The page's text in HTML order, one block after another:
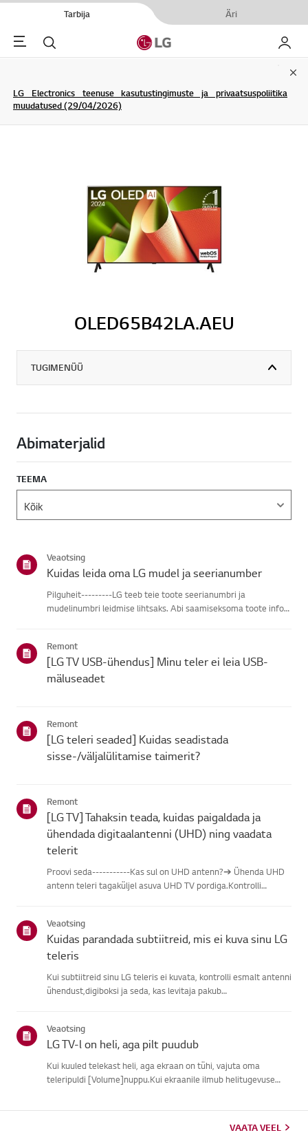
Tarbija Äri
Menu Otsi Minu
LG Electronics teenuse kasutustingimuste ja privaatsuspoliitika
muudatused (29/04/2026)
OLED65B42LA.AEU
TUGIMENÜÜ
Abimaterjalid
TEEMA
Veaotsing
Kuidas leida oma LG mudel ja seerianumber
Pilguheit---------LG teeb teie toote seerianumbri ja
mudelinumbri leidmise lihtsaks. Abi saamiseksoma toote info
võiva...
Remont
[LG TV USB-ühendus] Minu teler ei leia USB-
mäluseadet
Remont
[LG teleri seaded] Kuidas seadistada
sisse-/väljalülitamise taimerit?
Remont
[LG TV] Tahaksin teada, kuidas paigaldada ja
ühendada digitaalantenni (UHD) ning vaadata
telerit
Proovi seda-----------Kas sul on UHD antenn?➔ Ühenda UHD
antenn teleri tagaküljel asuva UHD TV pordiga.Kontrolli
signaali, j...
Veaotsing
Kuidas parandada subtiitreid, mis ei kuva sinu LG
teleris
Kui subtiitreid sinu LG teleris ei kuvata, kontrolli esmalt antenni
ühendust,digiboksi ja seda, kas levitaja pakub
kasutad ...
Veaotsing
LG TV-l on heli, aga pilt puudub
Kui kuuled telekast heli, aga ekraan on tühi, vajuta oma
teleripuldi [Volume]nuppu.Kui ekraanile ilmub helitugevuse
VAATA VEEL